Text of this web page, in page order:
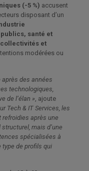
(-5 %) accusent
disposant d’un
santé et
et
modérées ou
des années
technologiques,
de l’élan » , ajoute
Tech & IT Services, les
après une
mais d’une
spécialisées à
de profils qui